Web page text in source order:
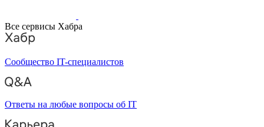
Все сервисы Хабра
Сообщество IT-специалистов
Ответы на любые вопросы об IT